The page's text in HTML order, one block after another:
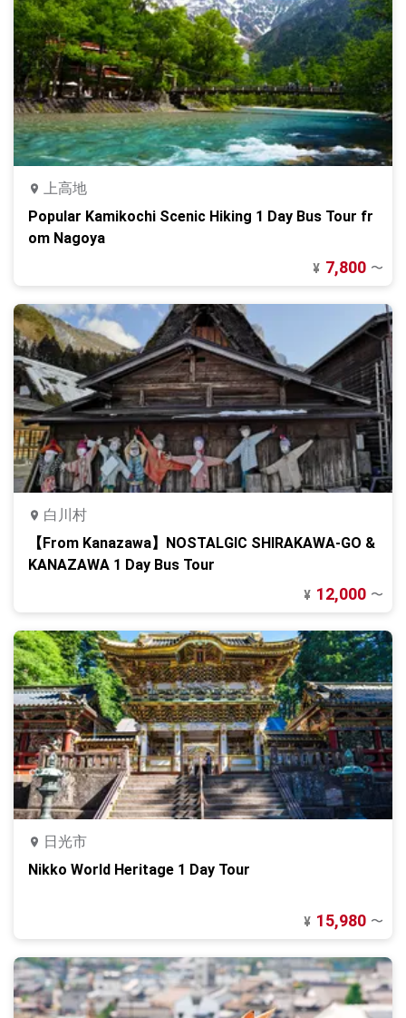
上高地
Popular Kamikochi Scenic Hiking 1 Day Bus Tour fr
om Nagoya
¥ 7,800 〜
白川村
【From Kanazawa】NOSTALGIC SHIRAKAWA-GO &
KANAZAWA 1 Day Bus Tour
¥ 12,000 〜
日光市
Nikko World Heritage 1 Day Tour
¥ 15,980 〜